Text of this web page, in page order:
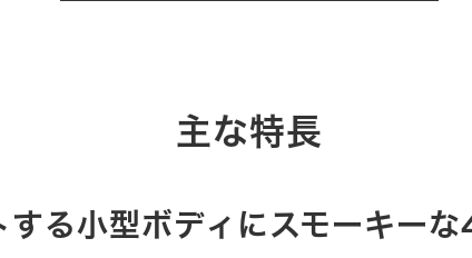
主な特長
る小型ボディにスモーキー